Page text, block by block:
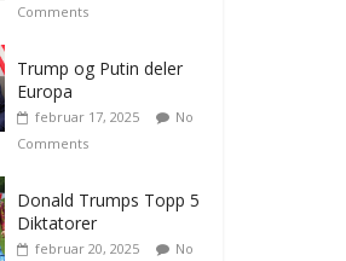
Comments
Trump og Putin deler
Europa
februar 17, 2025
No
Comments
Donald Trumps Topp 5
Diktatorer
februar 20, 2025
No